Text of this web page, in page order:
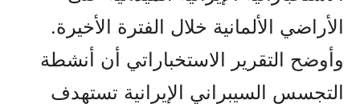
الأراضي الألمانية خلال الفترة الأخيرة.
وأوضح التقرير الاستخباراتي أن أنشطة
التجسس السيبراني الإيرانية تستهدف